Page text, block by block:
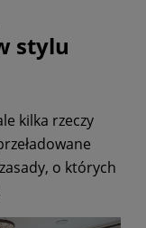
stylu
kilka rzeczy
o których